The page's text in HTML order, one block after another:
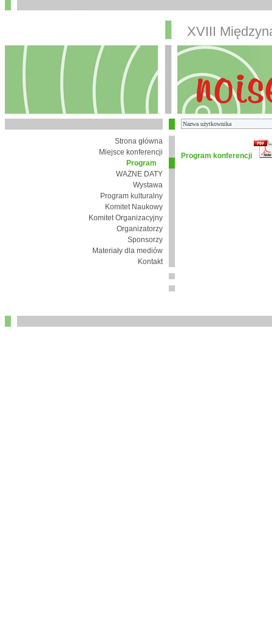
XVIII
Strona główna
Miejsce konferencji
Program
WAŻNE DATY
Wystawa
Program kulturalny
Komitet Naukowy
Komitet Organizacyjny
Organizatorzy
Sponsorzy
Materiały dla mediów
Kontakt
Program konferencji